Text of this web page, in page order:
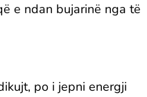
e ndan bujarinë nga të
po i jepni energji